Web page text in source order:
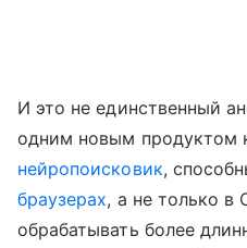
И это не единственный
одним новым продуктом
нейропоисковик,
браузерах, а не только в
обрабатывать более